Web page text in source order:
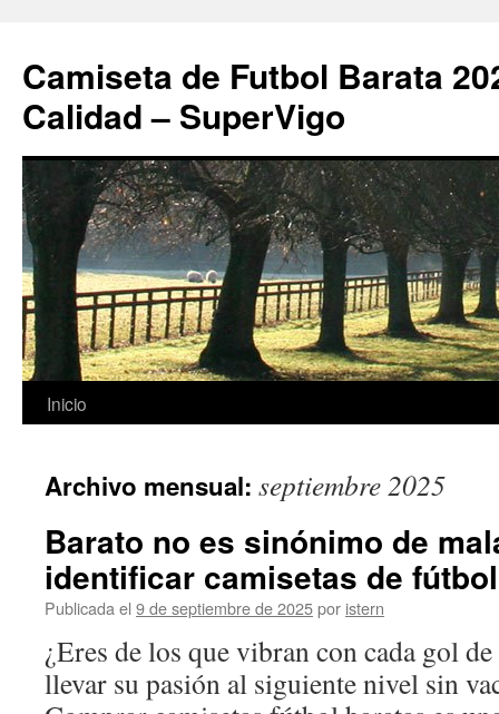
Camiseta de Futbol Barata
Calidad – SuperVigo
Saltar
contenido
Inicio
Archivo mensual: septiembre 2025
Barato no es sinónimo de
identificar camisetas de
Publicada el 9 de septiembre de 2025por istern
¿Eres de los que vibran con cada gol
llevar su pasión al siguiente nivel sin